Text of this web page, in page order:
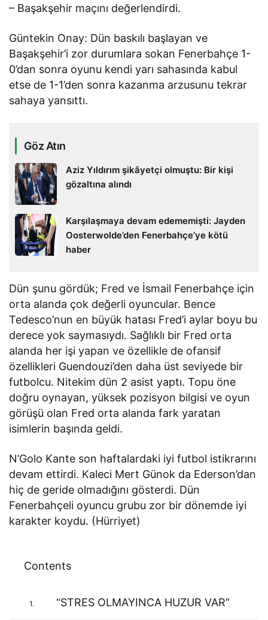
– Başakşehir maçını değerlendirdi.
Güntekin Onay: Dün baskılı başlayan ve
Başakşehir’i zor durumlara sokan Fenerbahçe 1-
0’dan sonra oyunu kendi yarı sahasında kabul
etse de 1-1’den sonra kazanma arzusunu tekrar
sahaya yansıttı.
Göz Atın
Aziz Yıldırım şikâyetçi olmuştu: Bir kişi
gözaltına alındı
Karşılaşmaya devam edememişti: Jayden
Oosterwolde’den Fenerbahçe’ye kötü
haber
Dün şunu gördük; Fred ve İsmail Fenerbahçe için
orta alanda çok değerli oyuncular. Bence
Tedesco’nun en büyük hatası Fred’i aylar boyu bu
derece yok saymasıydı. Sağlıklı bir Fred orta
alanda her işi yapan ve özellikle de ofansif
özellikleri Guendouzi’den daha üst seviyede bir
futbolcu. Nitekim dün 2 asist yaptı. Topu öne
doğru oynayan, yüksek pozisyon bilgisi ve oyun
görüşü olan Fred orta alanda fark yaratan
isimlerin başında geldi.
N’Golo Kante son haftalardaki iyi futbol istikrarını
devam ettirdi. Kaleci Mert Günok da Ederson’dan
hiç de geride olmadığını gösterdi. Dün
Fenerbahçeli oyuncu grubu zor bir dönemde iyi
karakter koydu. (Hürriyet)
Contents
1. “STRES OLMAYINCA HUZUR VAR”